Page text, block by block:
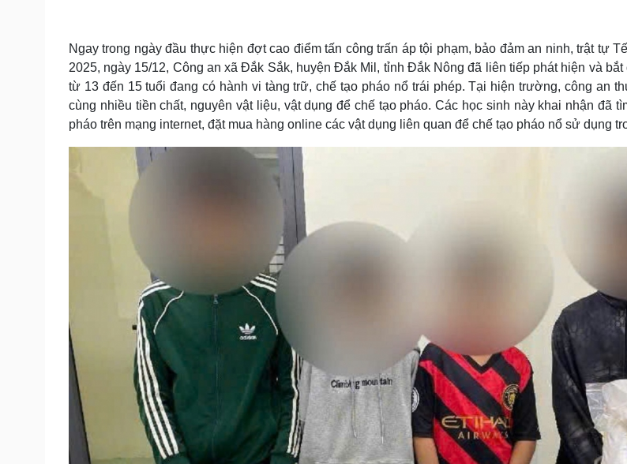
Dinh dưỡng - món ngon
Cây thuốc
Sản phụ khoa
Nhi khoa
Nam khoa
Phòng mạch online
Ăn sạch sống khỏe
Nhà đẹp
Blog
Tình yêu - Gia đình
Sân khấu - Điện ảnh
Văn học
Âm nhạc
Di sản
Nghệ sĩ
Thời trang
Sao Việt
Ngay trong ngày đầu thực hiện đợt cao điểm tấn công trấn áp tội phạm, bảo đảm an ninh, trật tự
2025, ngày 15/12, Công an xã Đắk Sắk, huyện Đắk Mil, tỉnh Đắk Nông đã liên tiếp phát hiện và bắt
từ 13 đến 15 tuổi đang có hành vi tàng trữ, chế tạo pháo nổ trái phép. Tại hiện trường, công an
cùng nhiều tiền chất, nguyên vật liệu, vật dụng để chế tạo pháo. Các học sinh này khai nhận đã
pháo trên mạng internet, đặt mua hàng online các vật dụng liên quan để chế tạo pháo nổ sử dụng